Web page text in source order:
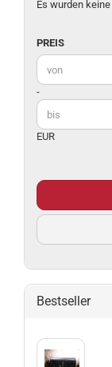
Es wurden
PREIS
PREIS
Preis bis
-
EUR
Bestseller